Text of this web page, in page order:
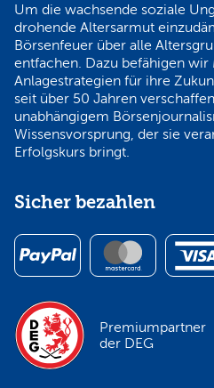
Um die wachsende soziale
drohende Altersarmut
Börsenfeuer über alle
entfachen. Dazu befähigen wir
Anlagestrategien für ihre
seit über 50 Jahren
unabhängigem
Wissensvorsprung, der sie
Erfolgskurs bringt.
Sicher bezahlen
Premiumpartner
der DEG